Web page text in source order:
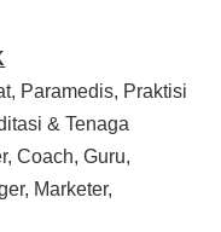
Paramedis, Praktisi
& Tenaga
Coach, Guru,
Marketer,